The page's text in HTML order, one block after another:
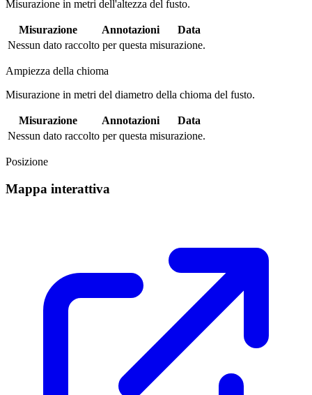
Misurazione in metri dell'altezza del fusto.
Misurazione Annotazioni
Data
Nessun dato raccolto per questa misurazione.
Ampiezza della chioma
Misurazione in metri del diametro della chioma del fusto.
Misurazione Annotazioni
Data
Nessun dato raccolto per questa misurazione.
Posizione
Mappa interattiva